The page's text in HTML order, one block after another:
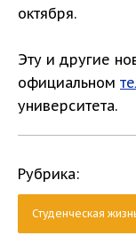
октября.
Эту и другие
официальном
университета.
Рубрика:
Студенческая